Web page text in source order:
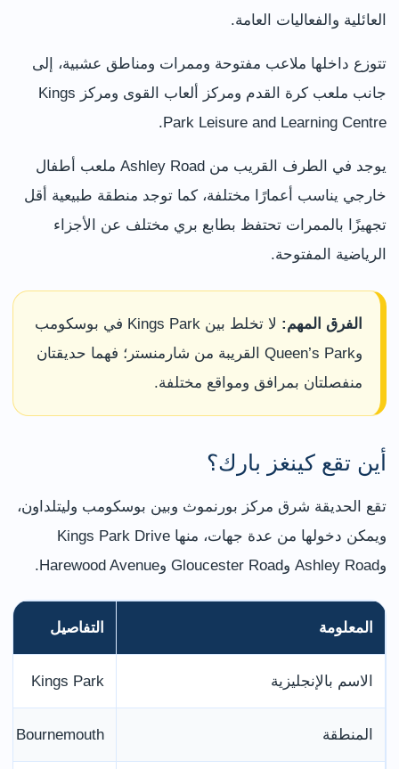
العائلية والفعاليات العامة.
تتوزع داخلها ملاعب مفتوحة وممرات ومناطق عشبية، إلى
جانب ملعب كرة القدم ومركز ألعاب القوى ومركز Kings
Park Leisure and Learning Centre.
يوجد في الطرف القريب من Ashley Road ملعب أطفال
خارجي يناسب أعمارًا مختلفة، كما توجد منطقة طبيعية أقل
تجهيزًا بالممرات تحتفظ بطابع بري مختلف عن الأجزاء
الرياضية المفتوحة.
الفرق المهم:
لا تخلط بين Kings Park في بوسكومب
وQueen’s Park القريبة من شارمنستر؛ فهما حديقتان
منفصلتان بمرافق ومواقع مختلفة.
أين تقع كينغز بارك؟
تقع الحديقة شرق مركز بورنموث وبين بوسكومب وليتلداون،
ويمكن دخولها من عدة جهات، منها Kings Park Drive
وAshley Road وGloucester Road وHarewood Avenue.
المعلومة التفاصيل
الاسم بالإنجليزية Kings Park
المنطقة Bournemouth